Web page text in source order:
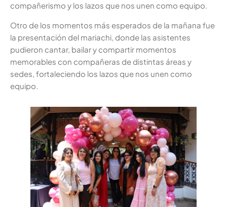
compañerismo y los lazos que nos unen como equipo.
Otro de los momentos más esperados de la mañana fue
la presentación del mariachi, donde las asistentes
pudieron cantar, bailar y compartir momentos
memorables con compañeras de distintas áreas y
sedes, fortaleciendo los lazos que nos unen como
equipo.